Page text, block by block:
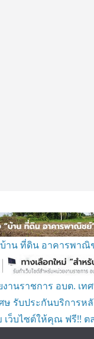
าน ที่ดิน อาคารพาณิ
านราชการ อบต. เท
รับประกันบริการหลั
เว็บไซต์ให้คุณ ฟรี!!